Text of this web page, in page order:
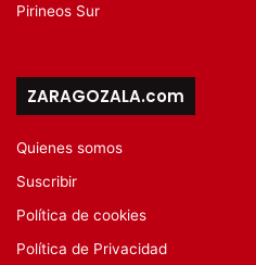
Pirineos Sur
ZARAGOZALA.com
Quienes somos
Suscribir
Política de cookies
Política de Privacidad